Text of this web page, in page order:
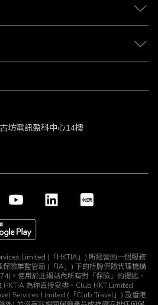
坊電訊盈科中心14樓
Limited (「HKTIA」) 所經營的一個服務
險業監管局 (「IA」) 下的持牌保險代理機構
。使用於此網站內所有對「保險」的提述、
HKTIA 為你直接安排。Club HKT Limited
Services Limited (「Club Travel」) 及香港